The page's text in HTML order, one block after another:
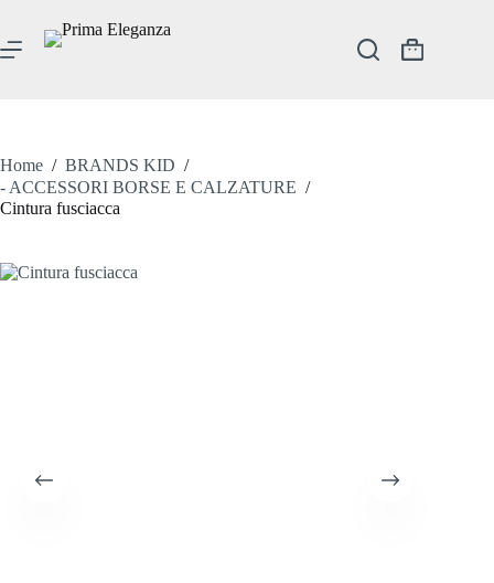
contenuto
Carrello
Home / BRANDS KID /
- ACCESSORI BORSE E CALZATURE /
Cintura fusciacca